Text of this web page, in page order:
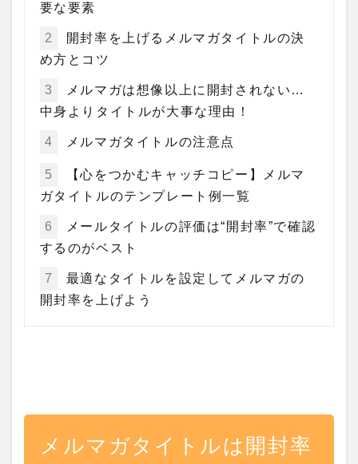
要な要素
2
開封率を上げるメルマガタイトルの決
め方とコツ
3
メルマガは想像以上に開封されない…
中身よりタイトルが大事な理由！
4 メルマガタイトルの注意点
5
【心をつかむキャッチコピー】メルマ
ガタイトルのテンプレート例一覧
6
メールタイトルの評価は“開封率”で確認
するのがベスト
7
最適なタイトルを設定してメルマガの
開封率を上げよう
メルマガタイトルは開封率